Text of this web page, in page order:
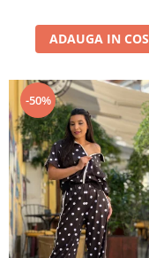
ADAUGA IN COS
-50%